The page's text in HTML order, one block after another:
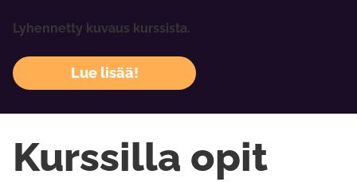
Lyhennetty kuvaus kurssista.
Lue lisää!
Kurssilla opit